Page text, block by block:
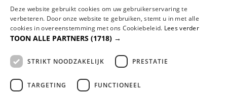
Forestales Chicago II Massief Houten
Bed 1 Persoons
Massief Europees eikenhout
Verstelbare ergonomische inlegdiepte
Geschikt voor elektrische bodems
Deze website gebruikt cookies om uw gebruikerservaring te
verbeteren. Door onze website te gebruiken, stemt u in met alle
cookies in overeenstemming met ons Cookiebeleid. Lees verder
TOON ALLE PARTNERS (1718) →
STRIKT NOODZAKELIJK PRESTATIE
TARGETING FUNCTIONEEL